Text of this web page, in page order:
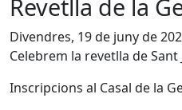
Revetlla de la
Divendres, 19 de juny de
Celebrem la revetlla de
Inscripcions al Casal de la